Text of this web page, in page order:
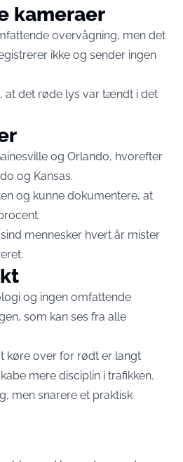
kameraer
overvågning, men det
ikke og sender ingen
at det røde lys var tændt i det
og Orlando, hvorefter
og Kansas.
og kunne dokumentere, at
mennesker hvert år mister
og ingen omfattende
som kan ses fra alle
køre over for rødt er langt
mere disciplin i trafikken.
men snarere et praktisk